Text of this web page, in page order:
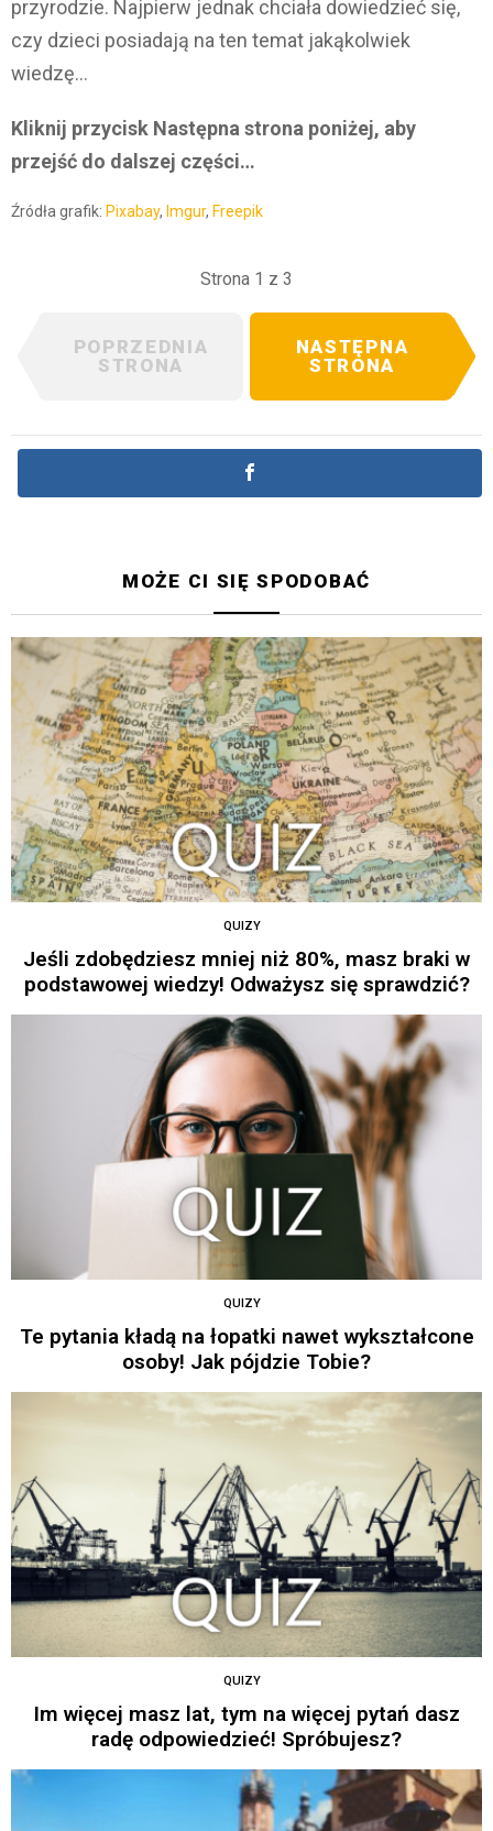
przyrodzie. Najpierw jednak chciała dowiedzieć się,
czy dzieci posiadają na ten temat jakąkolwiek
wiedzę…
Kliknij przycisk Następna strona poniżej, aby
przejść do dalszej części…
Źródła grafik: Pixabay, Imgur, Freepik
Strona 1 z 3
POPRZEDNIA
STRONA
NASTĘPNA
STRONA
MOŻE CI SIĘ SPODOBAĆ
QUIZY
Jeśli zdobędziesz mniej niż 80%, masz braki w
podstawowej wiedzy! Odważysz się sprawdzić?
QUIZY
Te pytania kładą na łopatki nawet wykształcone
osoby! Jak pójdzie Tobie?
QUIZY
Im więcej masz lat, tym na więcej pytań dasz
radę odpowiedzieć! Spróbujesz?